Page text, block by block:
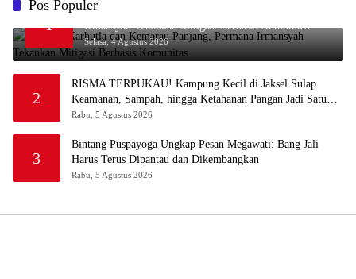
Pos Populer
1
Waspada Karhutla dan Kemarau Panjang, Permana
Irmansyah Tekankan Mitigasi Berbasis Komunitas
Selasa, 4 Agustus 2026
2
RISMA TERPUKAU! Kampung Kecil di Jaksel Sulap
Keamanan, Sampah, hingga Ketahanan Pangan Jadi Satu
Sistem
Rabu, 5 Agustus 2026
3
Bintang Puspayoga Ungkap Pesan Megawati: Bang Jali
Harus Terus Dipantau dan Dikembangkan
Rabu, 5 Agustus 2026